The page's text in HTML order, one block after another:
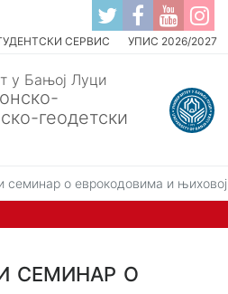
СЕРВИС УПИС 2026/2027
у Бањој Луци
геодетски
о еврокодовима и
семинар о